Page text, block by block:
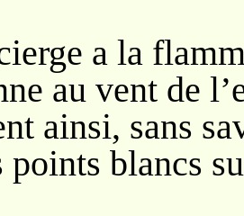
a la
au vent de
ainsi, sans
points blancs